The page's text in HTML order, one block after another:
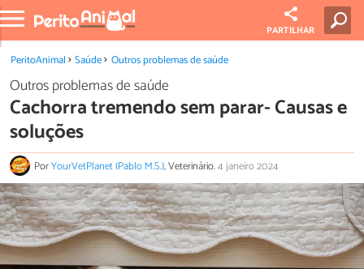
PARTILHAR
PeritoAnimal Saúde Outros problemas de saúde
Outros problemas de saúde
Cachorra tremendo sem parar- Causas e
soluções
PorYourVetPlanet (Pablo M.S.), Veterinário.4 janeiro 2024